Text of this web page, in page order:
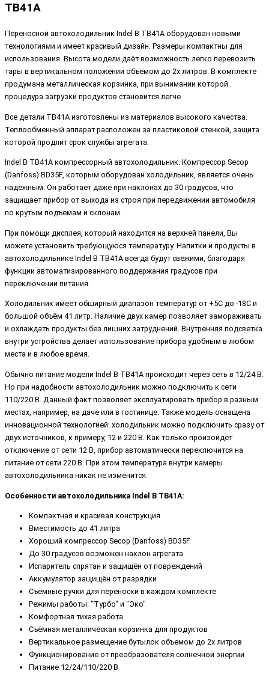
TB41A
Переносной автохолодильник Indel B TB41A оборудован новыми
технологиями и имеет красивый дизайн. Размеры компактны для
использования. Высота модели даёт возможность легко перевозить
тары в вертикальном положении объёмом до 2х литров. В комплекте
продумана металлическая корзинка, при вынимании которой
процедура загрузки продуктов становится легче
Все детали TB41A изготовлены из материалов высокого качества.
Теплообменный аппарат расположен за пластиковой стенкой, защита
которой продлит срок службы агрегата.
Indel B TB41A компрессорный автохолодильник. Компрессор Secop
(Danfoss) BD35F, которым оборудован холодильник, является очень
надежным. Он работает даже при наклонах до 30 градусов, что
защищает прибор от выхода из строя при передвижении автомобиля
по крутым подъёмам и склонам.
При помощи дисплея, который находится на верхней панели, Вы
можете установить требующуюся температуру. Напитки и продукты в
автохолодильнике Indel B TB41A всегда будут свежими, благодаря
функции автоматизированного поддержания градусов при
переключении питания.
Холодильник имеет обширный диапазон температур от +5C до -18C и
большой объём 41 литр. Наличие двух камер позволяет замораживать
и охлаждать продукты без лишних затруднений. Внутренняя подсветка
внутри устройства делает использование прибора удобным в любом
места и в любое время.
Обычно питание модели Indel B TB41A происходит через сеть в 12/24 В.
Но при надобности автохолодильник можно подключить к сети
110/220 В. Данный факт позволяет эксплуатировать прибор в разным
местах, например, на даче или в гостинице. Также модель оснащена
инновационной технологией: холодильник можно подключить сразу от
двух источников, к примеру, 12 и 220 В. Как только произойдёт
отключение от сети 12 В, прибор автоматически переключится на
питание от сети 220 В. При этом температура внутри камеры
автохолодильника никак не изменится.
Особенности автохолодильника Indel B TB41A:
Компактная и красивая конструкция
Вместимость до 41 литра
Хороший компрессор Secop (Danfoss) BD35F
До 30 градусов возможен наклон агрегата
Испаритель спрятан и защищён от повреждений
Аккумулятор защищён от разрядки
Съёмные ручки для переноски в каждом комплекте
Режимы работы: "Турбо" и "Эко"
Комфортная тихая работа
Съёмная металлическая корзинка для продуктов
Вертикальное размещение бутылок объемом до 2х литров
Функционирование от преобразователя солнечной энергии
Питание 12/24/110/220 В